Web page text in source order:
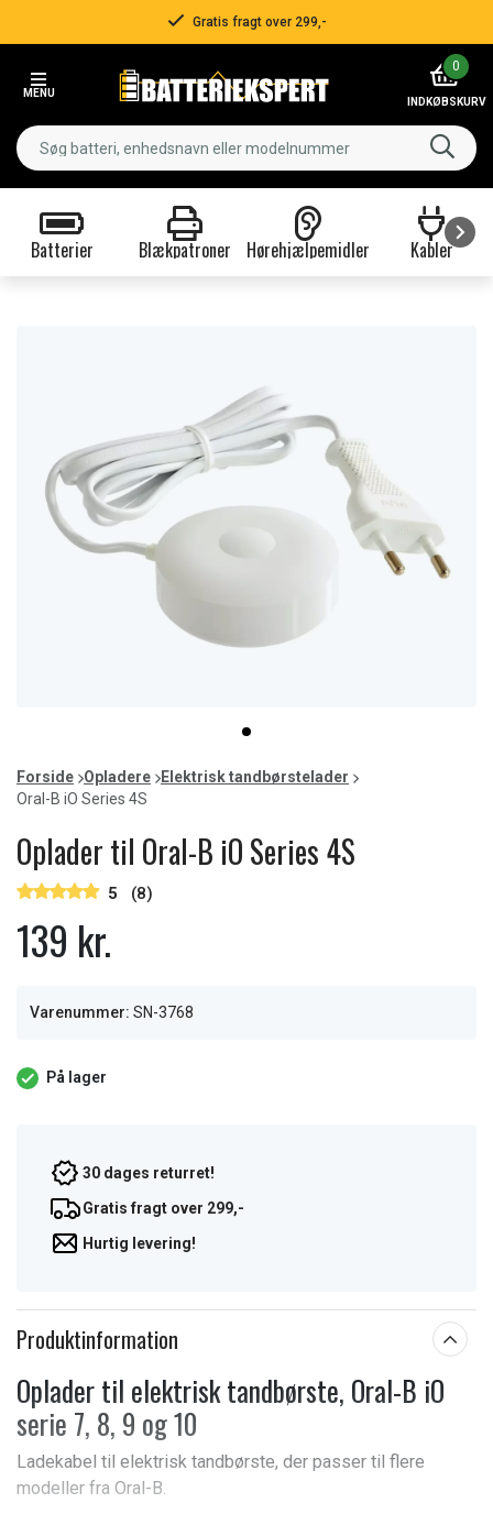
Gratis fragt over 299,-
MENU
0
INDKØBSKURV
Batterier Blækpatroner Hørehjælpemidler Kabler
item
0
of
1
Forside Opladere
Elektrisk tandbørstelader
Oral-B iO Series 4S
Oplader til Oral-B iO Series 4S
5 (8)
139 kr.
Varenummer: SN-3768
På lager
30 dages returret!
Gratis fragt over 299,-
Hurtig levering!
Produktinformation
Oplader til elektrisk tandbørste, Oral-B iO
serie 7, 8, 9 og 10
Ladekabel til elektrisk tandbørste, der passer til flere
modeller fra Oral-B.